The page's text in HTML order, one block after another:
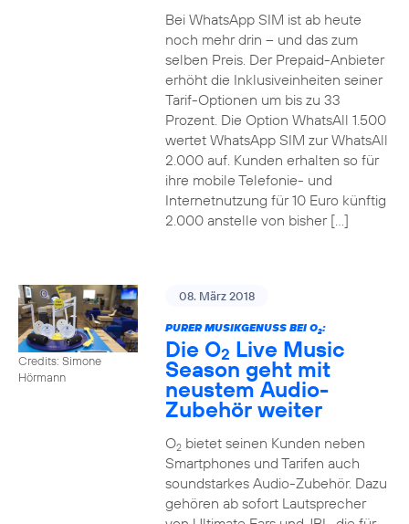
Bei WhatsApp SIM ist ab heute
noch mehr drin – und das zum
selben Preis. Der Prepaid-Anbieter
erhöht die Inklusiveinheiten seiner
Tarif-Optionen um bis zu 33
Prozent. Die Option WhatsAll 1.500
wertet WhatsApp SIM zur WhatsAll
2.000 auf. Kunden erhalten so für
ihre mobile Telefonie- und
Internetnutzung für 10 Euro künftig
2.000 anstelle von bisher […]
Credits: Simone
Hörmann
08. März 2018
PURER MUSIKGENUSS BEI O2:
Die O2 Live Music
Season geht mit
neustem Audio-
Zubehör weiter
O2bietet seinen Kunden neben
Smartphones und Tarifen auch
soundstarkes Audio-Zubehör. Dazu
gehören ab sofort Lautsprecher